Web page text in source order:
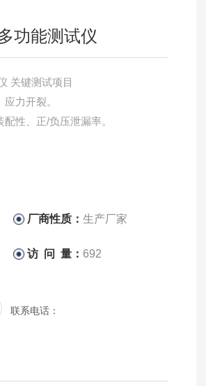
功能测试仪
仪 关键测试项目‌
力开裂。
性、正/负压泄漏率‌。
厂商性质：生产厂家
访 问 量： 692
联系电话：